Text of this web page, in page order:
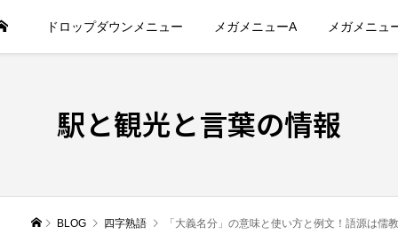
ドロップダウンメニュー メガメニューA メガメニュ
駅と観光と言葉の情報
BLOG 四字熟語 「大義名分」の意味と使い方と例文！語源は儒